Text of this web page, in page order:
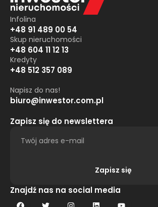
Infolina
+48 91 489 00 54
Skup nieruchomości
+48 604 11 12 13
Kredyty
+48 512 357 089
Napisz do nas!
biuro@inwestor.com.pl
Zapisz się do newslettera
Zapisz się
Alternative:
Znajdź nas na social media